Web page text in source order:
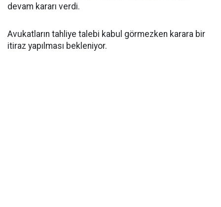
devam kararı verdi.
Avukatların tahliye talebi kabul görmezken karara bir
itiraz yapılması bekleniyor.